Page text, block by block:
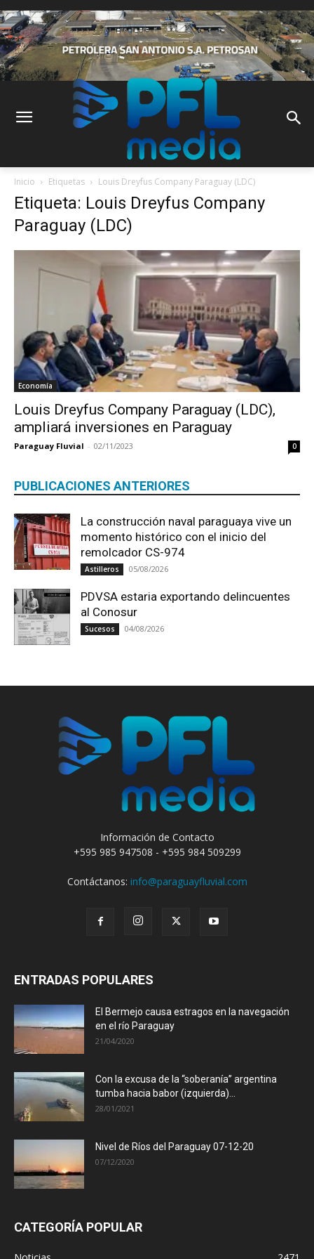
Inicio Etiquetas Louis Dreyfus Company Paraguay (LDC)
Etiqueta: Louis Dreyfus Company
Paraguay (LDC)
Economía
Louis Dreyfus Company Paraguay (LDC),
ampliará inversiones en Paraguay
Paraguay Fluvial - 02/11/2023 0
PUBLICACIONES ANTERIORES
La construcción naval paraguaya vive un
momento histórico con el inicio del
remolcador CS-974
Astilleros 05/08/2026
PDVSA estaria exportando delincuentes
al Conosur
Sucesos 04/08/2026
Información de Contacto
+595 985 947508 - +595 984 509299
Contáctanos: info@paraguayfluvial.com
ENTRADAS POPULARES
El Bermejo causa estragos en la navegación
en el río Paraguay
21/04/2020
Con la excusa de la “soberanía” argentina
tumba hacia babor (izquierda)...
28/01/2021
Nivel de Ríos del Paraguay 07-12-20
07/12/2020
CATEGORÍA POPULAR